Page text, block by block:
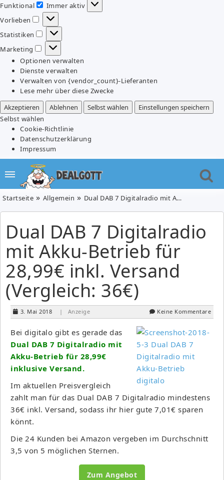
Funktional
Funktional
Immer aktiv
Vorlieben
Vorlieben
Statistiken
Statistiken
Marketing
Marketing
Optionen verwalten
Dienste verwalten
Verwalten von {vendor_count}-Lieferanten
Lese mehr über diese Zwecke
Akzeptieren
Ablehnen Selbst wählen
Einstellungen speichern
Selbst wählen
Cookie-Richtlinie
Datenschutzerklärung
Impressum
Startseite Allgemein Dual DAB 7 Digitalradio mit Akku-Betrieb für 28,99€ inkl. Versand (Vergleich: 36€)
Dual DAB 7 Digitalradio
mit Akku-Betrieb für
28,99€ inkl. Versand
(Vergleich: 36€)
3. Mai 2018 | Anzeige Keine Kommentare
Bei digitalo gibt es gerade das
Dual DAB 7 Digitalradio mit
Akku-Betrieb für 28,99€
inklusive Versand.
Im aktuellen Preisvergleich
zahlt man für das Dual DAB 7 Digitalradio mindestens
36€ inkl. Versand, sodass ihr hier gute 7,01€ sparen
könnt.
Die 24 Kunden bei Amazon vergeben im Durchschnitt
3,5 von 5 möglichen Sternen.
Zum Angebot